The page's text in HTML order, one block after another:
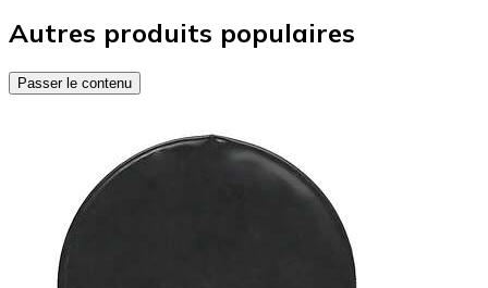
Autres produits populaires
Passer le contenu